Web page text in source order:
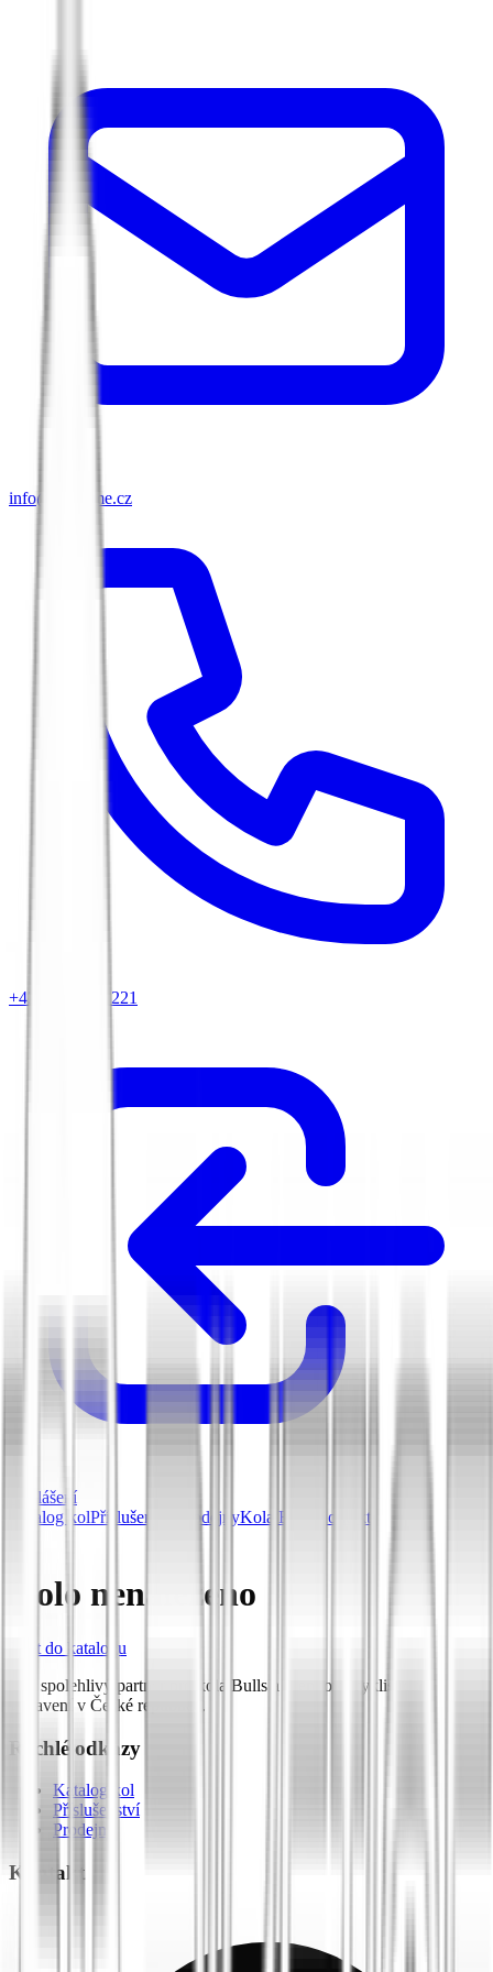
info@biketime.cz
+420 604 263 221
Přihlášení
Katalog kolPříslušenství ProdejnyKola Bulls Kontakt
Kolo nenalezeno
Zpět do katalogu
Váš spolehlivý partner pro kola Bulls a prémiové cyklistické
vybavení v České republice.
Rychlé odkazy
Katalog kol
Příslušenství
Prodejny
Kontakt